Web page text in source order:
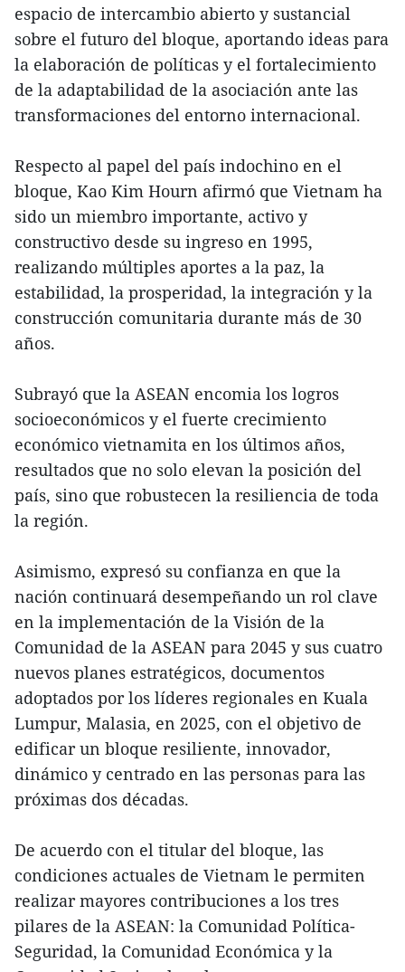
espacio de intercambio abierto y sustancial
sobre el futuro del bloque, aportando ideas para
la elaboración de políticas y el fortalecimiento
de la adaptabilidad de la asociación ante las
transformaciones del entorno internacional.
Respecto al papel del país indochino en el
bloque, Kao Kim Hourn afirmó que Vietnam ha
sido un miembro importante, activo y
constructivo desde su ingreso en 1995,
realizando múltiples aportes a la paz, la
estabilidad, la prosperidad, la integración y la
construcción comunitaria durante más de 30
años.
Subrayó que la ASEAN encomia los logros
socioeconómicos y el fuerte crecimiento
económico vietnamita en los últimos años,
resultados que no solo elevan la posición del
país, sino que robustecen la resiliencia de toda
la región.
Asimismo, expresó su confianza en que la
nación continuará desempeñando un rol clave
en la implementación de la Visión de la
Comunidad de la ASEAN para 2045 y sus cuatro
nuevos planes estratégicos, documentos
adoptados por los líderes regionales en Kuala
Lumpur, Malasia, en 2025, con el objetivo de
edificar un bloque resiliente, innovador,
dinámico y centrado en las personas para las
próximas dos décadas.
De acuerdo con el titular del bloque, las
condiciones actuales de Vietnam le permiten
realizar mayores contribuciones a los tres
pilares de la ASEAN: la Comunidad Política-
Seguridad, la Comunidad Económica y la